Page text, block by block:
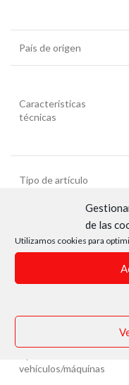
de las
Utilizamos cookies para
País de origen
Características
técnicas
Tipo de artículo
componentes
vehículos/máquinas